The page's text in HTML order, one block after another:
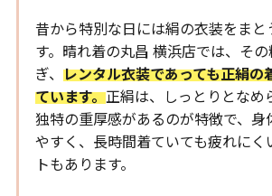
昔から特別な日には絹の衣装をまと
す。晴れ着の丸昌 横浜店では、そ
ぎ、 レンタル衣装であっても正絹の
ています。正絹は、しっとりとなめ
独特の重厚感があるのが特徴で、身
やすく、長時間着ていても疲れにく
トもあります。